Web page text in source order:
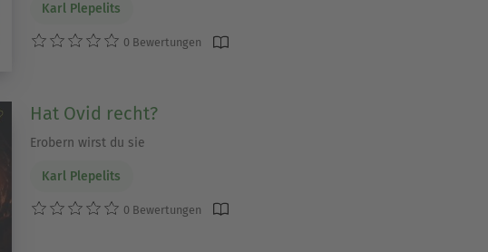
Karl Plepelits
0 Bewertungen
Hat Ovid recht?
Erobern wirst du sie
Karl Plepelits
0 Bewertungen